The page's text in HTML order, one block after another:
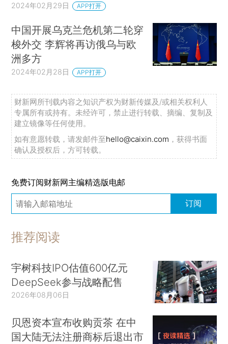
2024年02月29日 APP打开
中国开展乌克兰危机第二轮穿
梭外交 李辉将再访俄乌与欧
洲多方
2024年02月28日 APP打开
财新网所刊载内容之知识产权为财新传媒及/或相关权利人
专属所有或持有。未经许可，禁止进行转载、摘编、复制及
建立镜像等任何使用。
如有意愿转载，请发邮件至hello@caixin.com ，获得书面
确认及授权后，方可转载。
免费订阅财新网主编精选版电邮
订阅
推荐阅读
宇树科技IPO估值600亿元
DeepSeek参与战略配售
2026年08月06日
贝恩资本宣布收购贡茶 在中
国大陆无法注册商标后退出市